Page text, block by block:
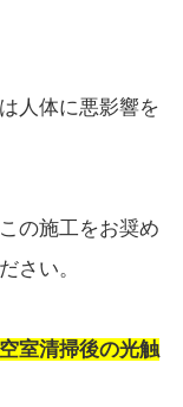
人体に悪影響を
の施工をお奨め
さい。
室清掃後の光触